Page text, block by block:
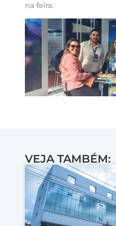
na feira.
VEJA TAMBÉM: